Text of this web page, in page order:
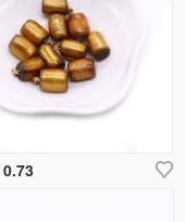
0.73